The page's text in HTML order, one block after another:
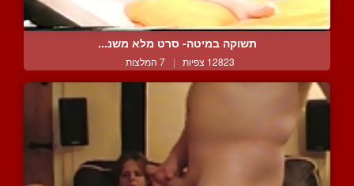
תשוקה במיטה- סרט מלא משנ...
12823 צפיות | 7 המלצות